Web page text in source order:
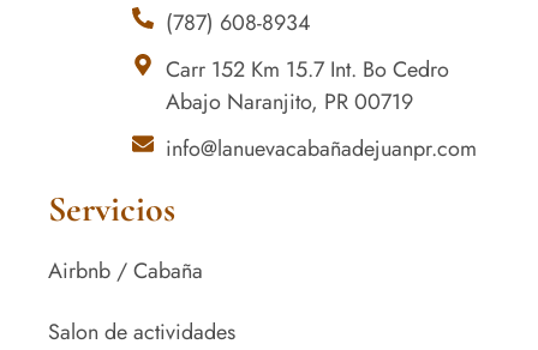
(787) 608-8934
Carr 152 Km 15.7 Int. Bo Cedro
Abajo Naranjito, PR 00719
info@lanuevacabañadejuanpr.com
Servicios
Airbnb / Cabaña
Salon de actividades